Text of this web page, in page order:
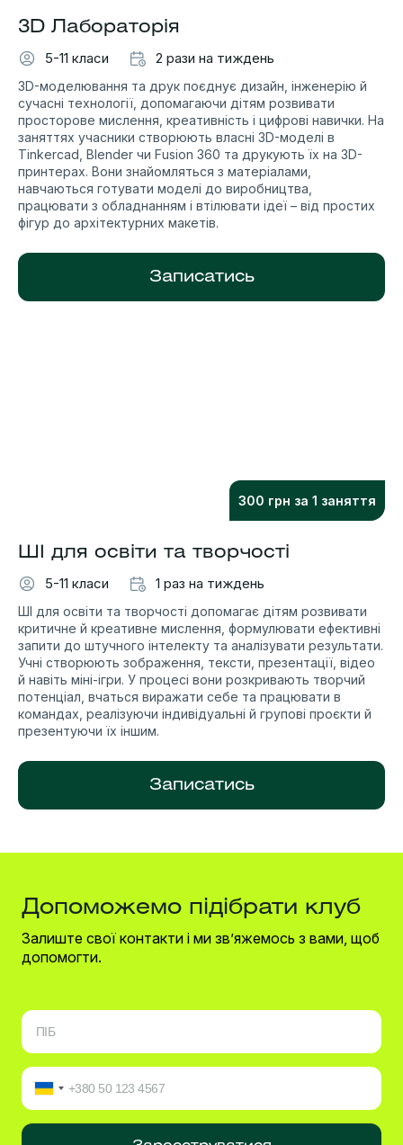
3D Лабораторія
5-11 класи
2 рази на тиждень
3D-моделювання та друк поєднує дизайн, інженерію й
сучасні технології, допомагаючи дітям розвивати
просторове мислення, креативність і цифрові навички. На
заняттях учасники створюють власні 3D-моделі в
Tinkercad, Blender чи Fusion 360 та друкують їх на 3D-
принтерах. Вони знайомляться з матеріалами,
навчаються готувати моделі до виробництва,
працювати з обладнанням і втілювати ідеї – від простих
фігур до архітектурних макетів.
Записатись
300 грн за 1 заняття
ШІ для освіти та творчості
5-11 класи
1 раз на тиждень
ШІ для освіти та творчості допомагає дітям розвивати
критичне й креативне мислення, формулювати ефективні
запити до штучного інтелекту та аналізувати результати.
Учні створюють зображення, тексти, презентації, відео
й навіть міні-ігри. У процесі вони розкривають творчий
потенціал, вчаться виражати себе та працювати в
командах, реалізуючи індивідуальні й групові проєкти й
презентуючи їх іншим.
Записатись
Допоможемо підібрати клуб
Залиште свої контакти і ми зв’яжемось з вами, щоб
допомогти.